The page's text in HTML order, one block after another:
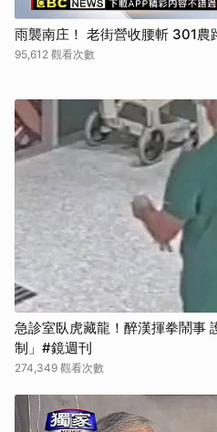
步驟 5： 加入彩椒拌炒一下。
雨襲南庄！ 老街營收腰斬 301農
95,612 觀看次數
急診室臥虎藏龍！醉漢揮拳鬧事
制」#鏡週刊
274,349 觀看次數